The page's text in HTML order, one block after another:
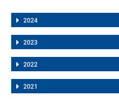
2024
2023
2022
2021